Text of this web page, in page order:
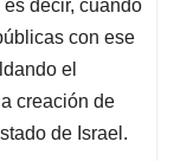
decir, cuando
con ese
el
creación de
de Israel.